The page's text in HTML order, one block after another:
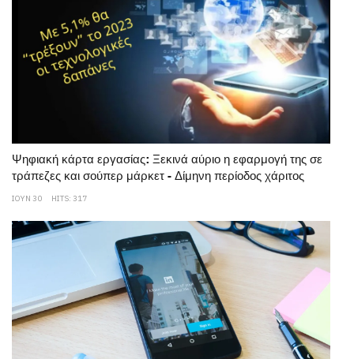
Ψηφιακή κάρτα εργασίας: Ξεκινά αύριο η εφαρμογή της σε
τράπεζες και σούπερ μάρκετ - Δίμηνη περίοδος χάριτος
ΙΟΥΝ 30 HITS: 317